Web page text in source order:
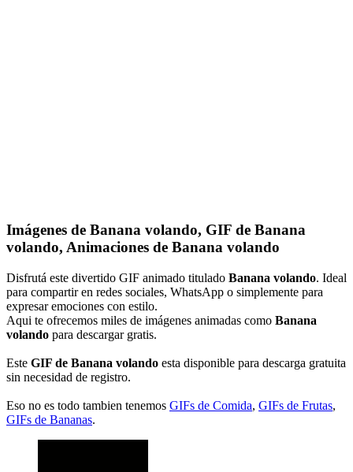
Imágenes de Banana volando, GIF de Banana
volando, Animaciones de Banana volando
Disfrutá este divertido GIF animado titulado Banana volando. Ideal
para compartir en redes sociales, WhatsApp o simplemente para
expresar emociones con estilo.
Aqui te ofrecemos miles de imágenes animadas como Banana
volando para descargar gratis.
Este GIF de Banana volando esta disponible para descarga gratuita
sin necesidad de registro.
Eso no es todo tambien tenemos GIFs de Comida, GIFs de Frutas,
GIFs de Bananas.